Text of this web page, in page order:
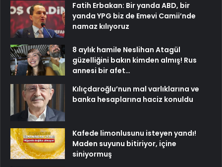
Fatih Erbakan: Bir yanda ABD, bir
yanda YPG biz de Emevi Camii’nde
namaz kılıyoruz
8 aylık hamile Neslihan Atagül
güzelliğini bakın kimden almış! Rus
annesi bir afet…
Kılıçdaroğlu’nun mal varlıklarına ve
banka hesaplarına haciz konuldu
Kafede limonlusunu isteyen yandı!
Maden suyunu bitiriyor, içine
siniyormuş